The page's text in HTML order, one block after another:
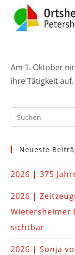
Am 1. Oktober
ihre Tätigkeit auf.
Neueste
2026 | 375
2026 |
Wietersheimer
sichtbar
2026 | Sonja